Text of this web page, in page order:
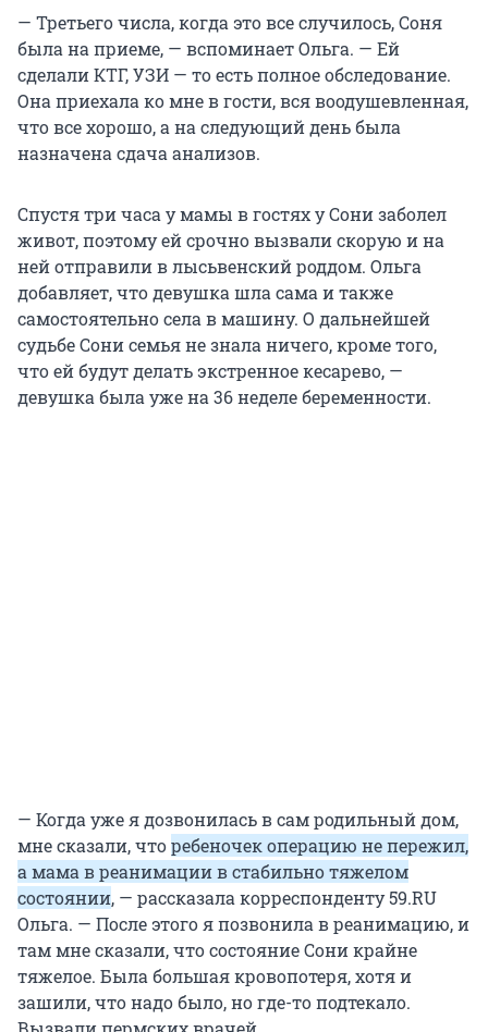
— Третьего числа, когда это все случилось, Соня
была на приеме, — вспоминает Ольга. — Ей
сделали КТГ, УЗИ — то есть полное обследование.
Она приехала ко мне в гости, вся воодушевленная,
что все хорошо, а на следующий день была
назначена сдача анализов.
Спустя три часа у мамы в гостях у Сони заболел
живот, поэтому ей срочно вызвали скорую и на
ней отправили в лысьвенский роддом. Ольга
добавляет, что девушка шла сама и также
самостоятельно села в машину. О дальнейшей
судьбе Сони семья не знала ничего, кроме того,
что ей будут делать экстренное кесарево, —
девушка была уже на 36 неделе беременности.
— Когда уже я дозвонилась в сам родильный дом,
мне сказали, чторебеночек операцию не пережил,
а мама в реанимации в стабильно тяжелом
состоянии, — рассказала корреспонденту 59.RU
Ольга. — После этого я позвонила в реанимацию, и
там мне сказали, что состояние Сони крайне
тяжелое. Была большая кровопотеря, хотя и
зашили, что надо было, но где-то подтекало.